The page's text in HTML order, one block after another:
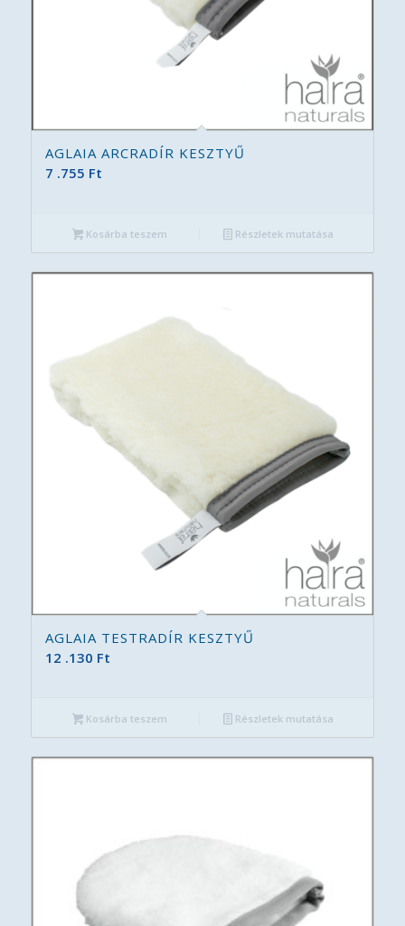
AGLAIA ARCRADÍR KESZTYŰ
7 .755 Ft
Kosárba teszem Részletek mutatása
AGLAIA TESTRADÍR KESZTYŰ
12 .130 Ft
Kosárba teszem Részletek mutatása